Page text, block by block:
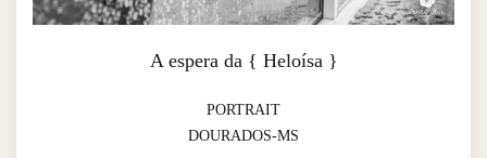
A espera da { Heloísa }
PORTRAIT
DOURADOS-MS